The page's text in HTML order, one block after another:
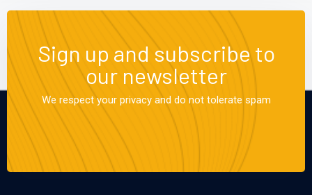
Sign up and subscribe to
our newsletter
We respect your privacy and do not tolerate spam